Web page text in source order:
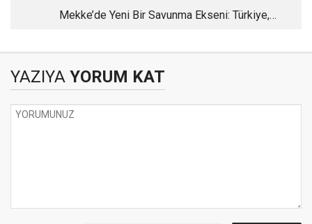
Mekke’de Yeni Bir Savunma Ekseni: Türkiye,
YAZIYA YORUM KAT